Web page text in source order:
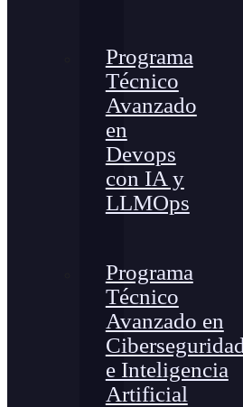
Programa
Técnico
Avanzado
en
Devops
con IA y
LLMOps
Programa
Técnico
Avanzado en
Ciberseguridad
e Inteligencia
Artificial